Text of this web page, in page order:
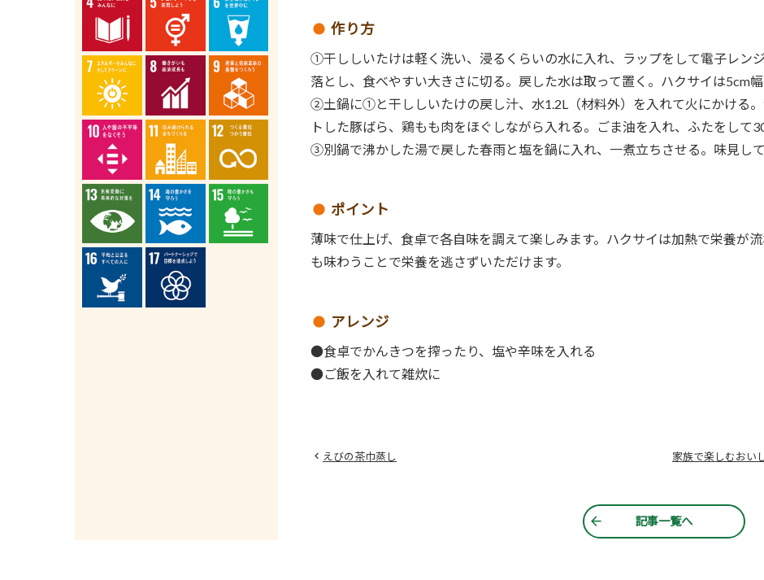
作り方
①干ししいたけは軽く洗い、浸るくらいの水に入れ、ラップをして電子レン
落とし、食べやすい大きさに切る。戻した水は取って置く。ハクサイは5cm幅
②土鍋に①と干ししいたけの戻し汁、水1.2L（材料外）を入れて火にかける
トした豚ばら、鶏もも肉をほぐしながら入れる。ごま油を入れ、ふたをして
③別鍋で沸かした湯で戻した春雨と塩を鍋に入れ、一煮立ちさせる。味見し
ポイント
薄味で仕上げ、食卓で各自味を調えて楽しみます。ハクサイは加熱で栄養が
も味わうことで栄養を逃さずいただけます。
アレンジ
●食卓でかんきつを搾ったり、塩や辛味を入れる
●ご飯を入れて雑炊に
えびの茶巾蒸し
記事一覧へ